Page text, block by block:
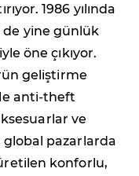
1986 yılında
de yine günlük
öne çıkıyor.
geliştirme
anti-theft
ve
pazarlarda
konforlu,